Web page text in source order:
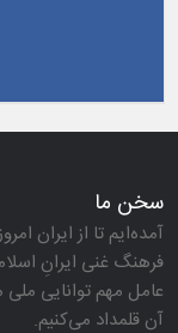
سخن ما
آمده‌ایم تا از ایران
فرهنگ غنی ایرانِ
عامل مهم توانایی
آن قلمداد می‌كنیم.